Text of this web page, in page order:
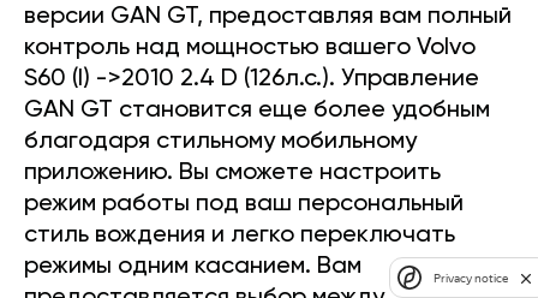
версии GAN GT, предоставляя вам полный
контроль над мощностью вашего Volvo
S60 (I) ->2010 2.4 D (126л.с.). Управление
GAN GT становится еще более удобным
благодаря стильному мобильному
приложению. Вы сможете настроить
режим работы под ваш персональный
стиль вождения и легко переключать
режимы одним касанием. Вам
Privacy notice